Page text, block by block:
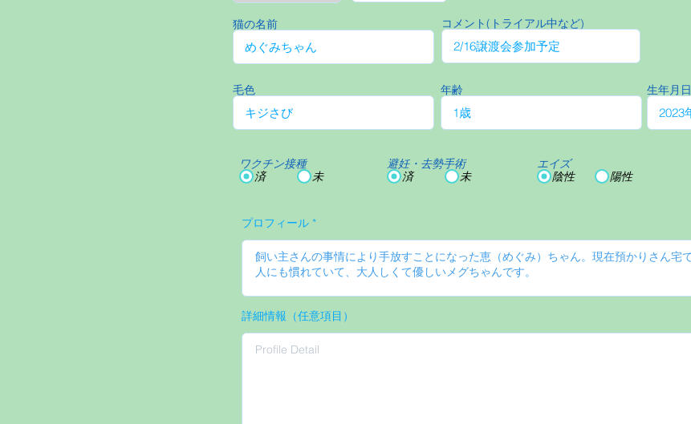
猫の名前 コメント(トライアル中など)
毛色 年齢 生年月日
ワクチン接種
済
未
避妊・去勢手術
済
未
エイズ
陰性
陽性
プロフィール
詳細情報（任意項目）